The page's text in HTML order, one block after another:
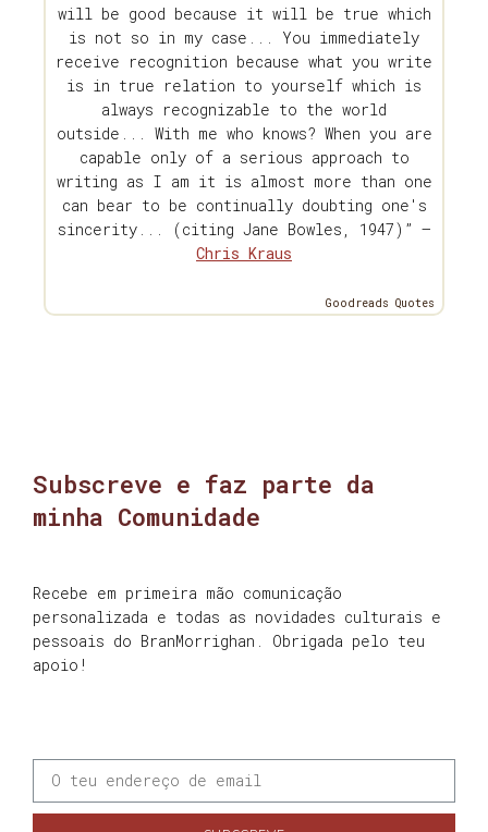
will be good because it will be true which
is not so in my case... You immediately
receive recognition because what you write
is in true relation to yourself which is
always recognizable to the world
outside... With me who knows? When you are
capable only of a serious approach to
writing as I am it is almost more than one
can bear to be continually doubting one's
sincerity... (citing Jane Bowles, 1947)” —
Chris Kraus
Goodreads Quotes
Subscreve e faz parte da
minha Comunidade
Recebe em primeira mão comunicação
personalizada e todas as novidades culturais e
pessoais do BranMorrighan. Obrigada pelo teu
apoio!